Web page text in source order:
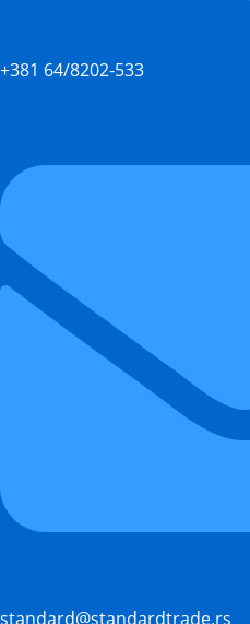
+381 64/8202-533
standard@standardtrade.rs